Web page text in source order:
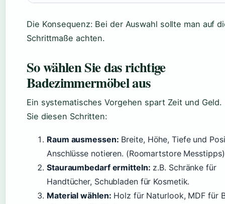
Die Konsequenz: Bei der Auswahl sollte man auf
Schrittmaße achten.
So wählen Sie das richtige
Badezimmermöbel aus
Ein systematisches Vorgehen spart Zeit und Geld.
Sie diesen Schritten:
Raum ausmessen: Breite, Höhe, Tiefe und
Anschlüsse notieren. (Roomartstore Messtipps)
Stauraumbedarf ermitteln: z.B. Schränke für
Handtücher, Schubladen für Kosmetik.
Material wählen: Holz für Naturlook, MDF für